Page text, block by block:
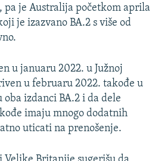
pa je Australija početkom aprila
je izazvano BA.2 s više od
u januaru 2022. u Južnoj
u februaru 2022. takođe u
izdanci BA.2 i da dele
imaju mnogo dodatnih
uticati na prenošenje.